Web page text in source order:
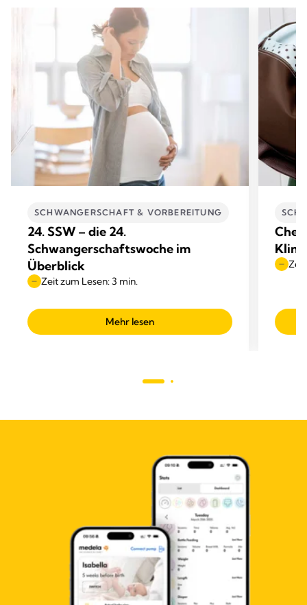
SCHWANGERSCHAFT & VORBEREITUNG
24. SSW – die 24.
Schwangerschaftswoche im
Überblick
Zeit zum Lesen: 3 min.
Mehr lesen
Zeit